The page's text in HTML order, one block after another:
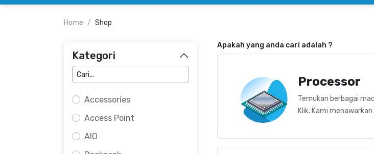
Home Shop
Kategori
Accessories
Access Point
AIO
Apakah yang anda cari adalah ?
Processor
Temukan berbagai
Klik. Kami